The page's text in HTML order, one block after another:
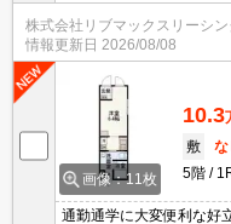
合せ物件のほかにもネッ
紹介いたします。お気軽
株式会社リブマックスリーシ
情報更新日 2026/08/08
画像：11枚
10.3
敷
な
5階
通勤通学に大変便利な好